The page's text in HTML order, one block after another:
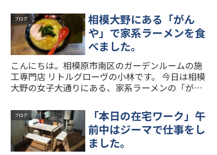
変わり、道路の雪も解けてきています。このまま
雪が解ければ明日...
ブログ
相模大野にある「がん
や」で家系ラーメンを食
べました。
こんにちは。相模原市南区のガーデンルームの施
工専門店 リトルグローヴの小林です。 今日は相模
大野の女子大通りにある、家系ラーメンの「がん
中盛りラーメンを注文しました。スープと麺も好
みの味で、特にチ...
ブログ
「本日の在宅ワーク」午
前中はジーマで仕事をし
ました。